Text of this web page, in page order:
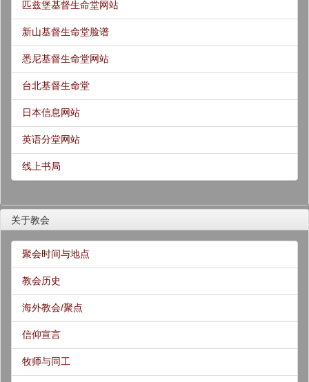
匹兹堡基督生命堂网站
新山基督生命堂脸谱
悉尼基督生命堂网站
台北基督生命堂
日本信息网站
英语分堂网站
线上书局
关于教会
聚会时间与地点
教会历史
海外教会/聚点
信仰宣言
牧师与同工